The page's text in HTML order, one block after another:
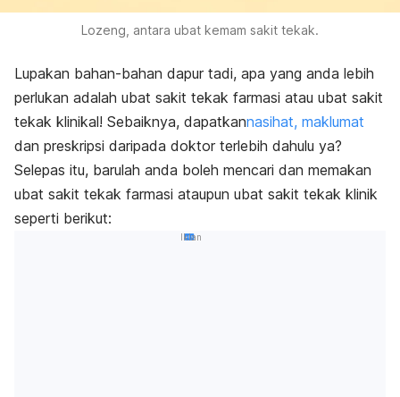
Lozeng, antara ubat kemam sakit tekak.
Lupakan bahan-bahan dapur tadi, apa yang anda lebih
perlukan adalah ubat sakit tekak farmasi atau ubat sakit
tekak klinikal! Sebaiknya, dapatkannasihat, maklumat
dan preskripsi daripada doktor terlebih dahulu ya?
Selepas itu, barulah anda boleh mencari dan memakan
ubat sakit tekak farmasi ataupun ubat sakit tekak klinik
seperti berikut:
Iklan